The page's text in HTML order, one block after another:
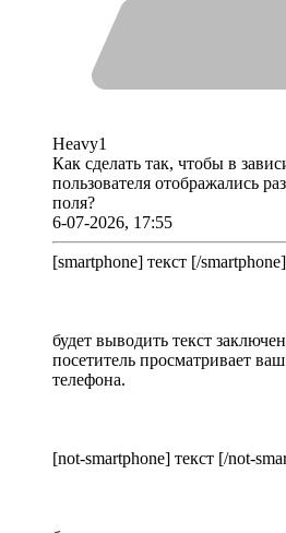
Heavy1
Как сделать так, чтобы в
пользователя отображались
поля?
6-07-2026, 17:55
[smartphone] текст [/smartphone]
будет выводить текст
посетитель просматривает
телефона.
[not-smartphone] текст [/not-